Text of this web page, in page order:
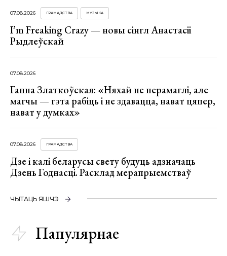
07.08.2026 ГРАМАДСТВА МУЗЫКА
I’m Freaking Crazy — новы сінгл Анастасіі
Рыдлеўскай
07.08.2026
Ганна Златкоўская: «Няхай не перамаглі, але
магчы — гэта рабіць і не здавацца, нават цяпер,
нават у думках»
07.08.2026 ГРАМАДСТВА
Дзе і калі беларусы свету будуць адзначаць
Дзень Годнасці. Расклад мерапрыемстваў
ЧЫТАЦЬ ЯШЧЭ
Папулярнае